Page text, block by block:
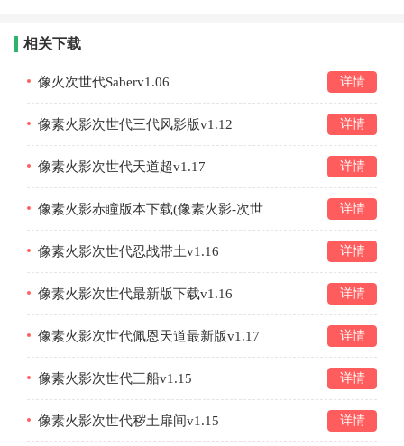
相关下载
像火次世代Saberv1.06 详情
像素火影次世代三代风影版v1.12 详情
像素火影次世代天道超v1.17 详情
像素火影赤瞳版本下载(像素火影-次世
详情
像素火影次世代忍战带土v1.16 详情
像素火影次世代最新版下载v1.16 详情
像素火影次世代佩恩天道最新版v1.17 详情
像素火影次世代三船v1.15 详情
像素火影次世代秽土扉间v1.15 详情